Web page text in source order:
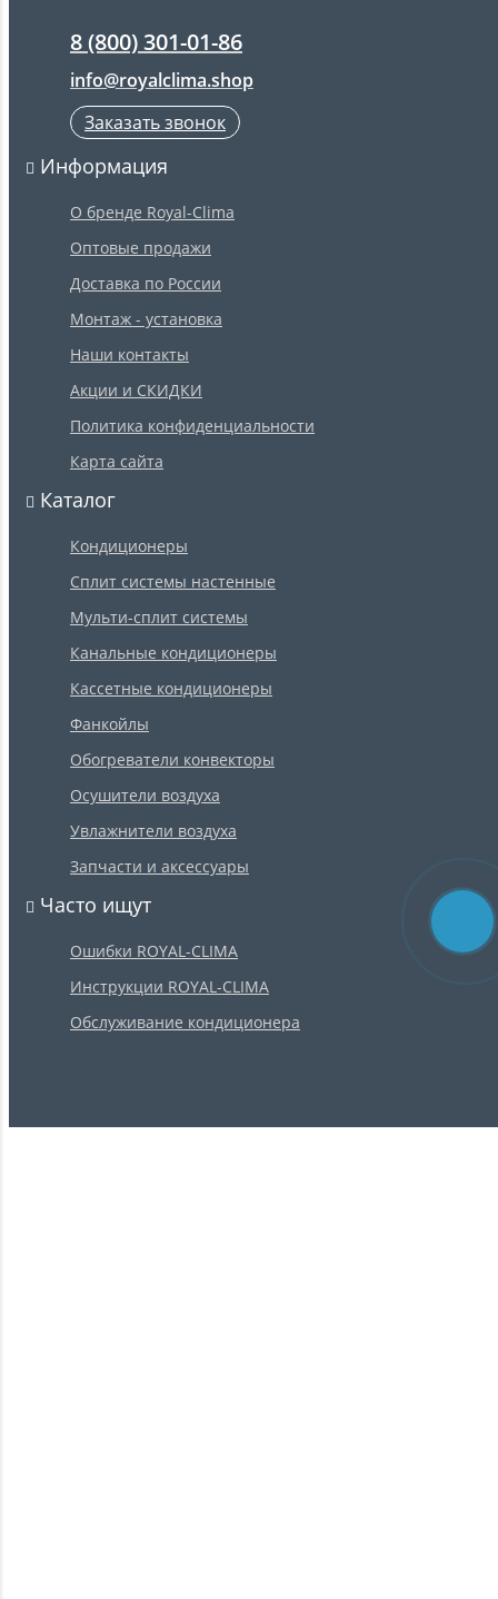
8 (800) 301-01-86
info@royalclima.shop
Заказать звонок
Информация
О бренде Royal-Clima
Оптовые продажи
Доставка по России
Монтаж - установка
Наши контакты
Акции и СКИДКИ
Политика конфиденциальности
Карта сайта
Каталог
Кондиционеры
Сплит системы настенные
Мульти-сплит системы
Канальные кондиционеры
Кассетные кондиционеры
Фанкойлы
Обогреватели конвекторы
Осушители воздуха
Увлажнители воздуха
Запчасти и аксессуары
Часто ищут
Ошибки ROYAL-CLIMA
Инструкции ROYAL-CLIMA
Обслуживание кондиционера